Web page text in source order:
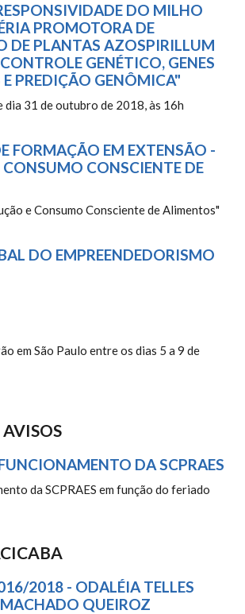
DO MILHO
PROMOTORA DE
DE PLANTAS AZOSPIRILLUM
GENÉTICO, GENES
PREDIÇÃO GENÔMICA"
31 de outubro de 2018, às 16h
FORMAÇÃO EM EXTENSÃO -
CONSCIENTE DE
e Consumo Consciente de Alimentos"
DO EMPREENDEDORISMO
em São Paulo entre os dias 5 a 9 de
DA SCPRAES
da SCPRAES em função do feriado
2018 - ODALÉIA TELLES
QUEIROZ